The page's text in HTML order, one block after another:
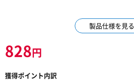
製品仕様を見る
828円
獲得ポイント内訳